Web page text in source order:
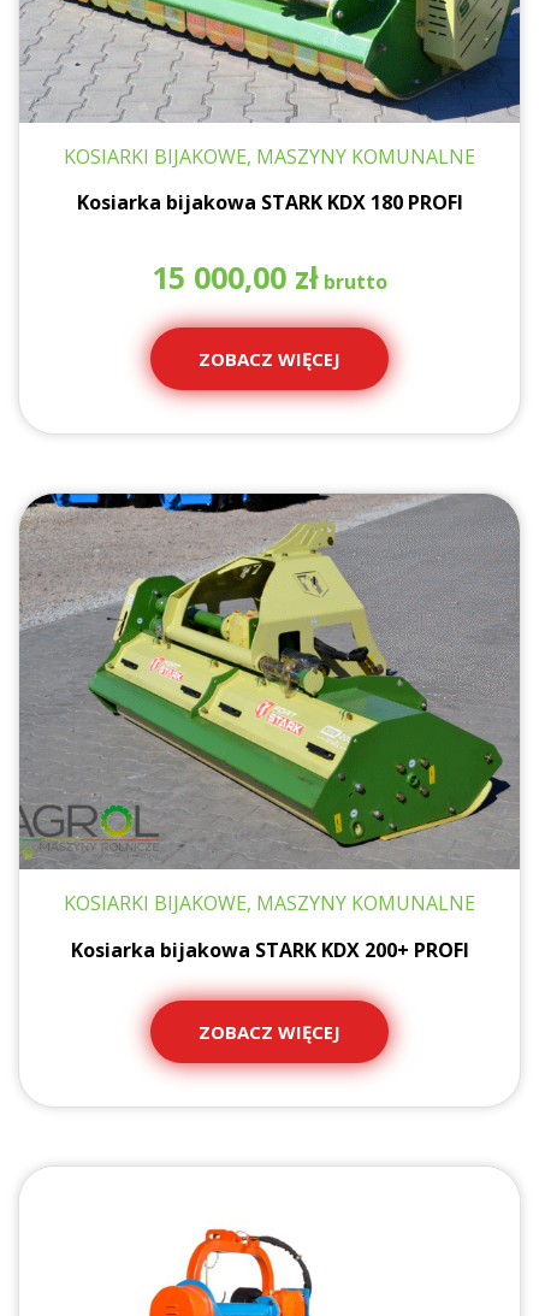
KOSIARKI BIJAKOWE, MASZYNY KOMUNALNE
Kosiarka bijakowa STARK KDX 180 PROFI
15 000,00 zł
ZOBACZ WIĘCEJ
KOSIARKI BIJAKOWE, MASZYNY KOMUNALNE
Kosiarka bijakowa STARK KDX 200+ PROFI
ZOBACZ WIĘCEJ